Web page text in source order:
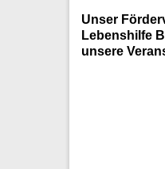
Unser
Lebenshilfe
unsere